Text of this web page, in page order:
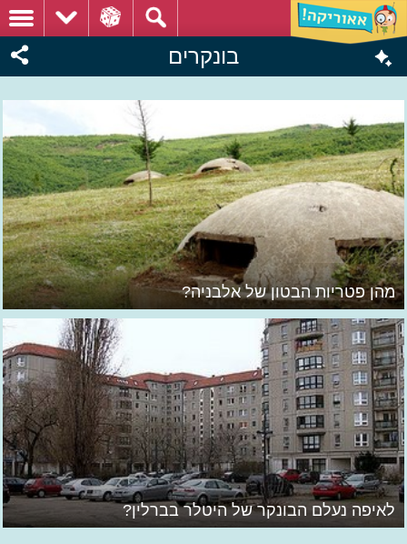
בונקרים
מהן פטריות הבטון של אלבניה?
לאיפה נעלם הבונקר של היטלר בברלין?